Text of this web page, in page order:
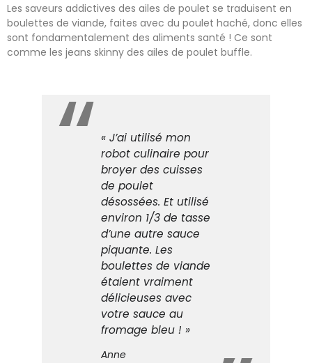
Les saveurs addictives des ailes de poulet se traduisent en
boulettes de viande, faites avec du poulet haché, donc elles
sont fondamentalement des aliments santé ! Ce sont
comme les jeans skinny des ailes de poulet buffle.
« J’ai utilisé mon
robot culinaire pour
broyer des cuisses
de poulet
désossées. Et utilisé
environ 1/3 de tasse
d’une autre sauce
piquante. Les
boulettes de viande
étaient vraiment
délicieuses avec
votre sauce au
fromage bleu ! »
Anne